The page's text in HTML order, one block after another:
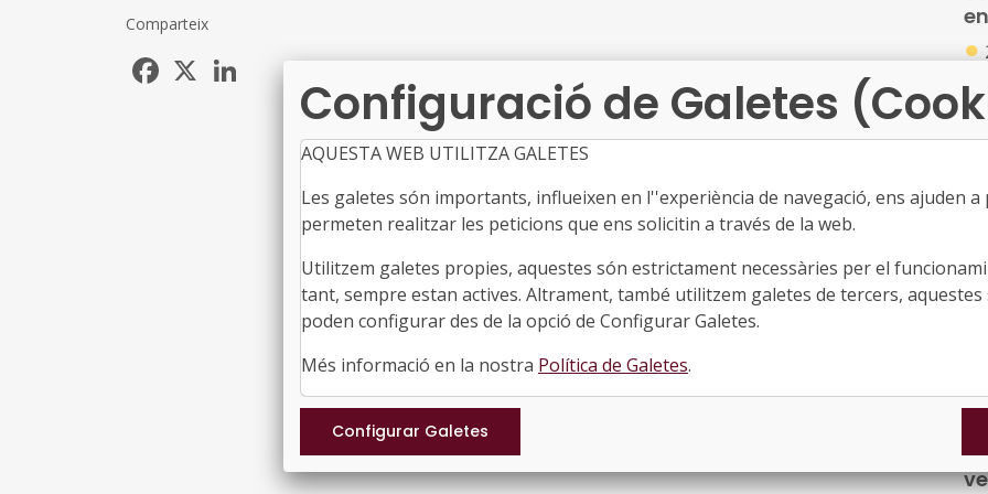
Comparteix
Facebook LinkedIn ●
●
Configuració de Galetes
AQUESTA WEB UTILITZA GALETES
Les galetes són importants, influeixen en l''experiència de navegació, ens ajuden
permeten realitzar les peticions que ens solicitin a través de la web.
Utilitzem galetes propies, aquestes són estrictament necessàries per el
tant, sempre estan actives. Altrament, també utilitzem galetes de tercers, aquestes
poden configurar des de la opció de Configurar Galetes.
Més informació en la nostra Política de Galetes.